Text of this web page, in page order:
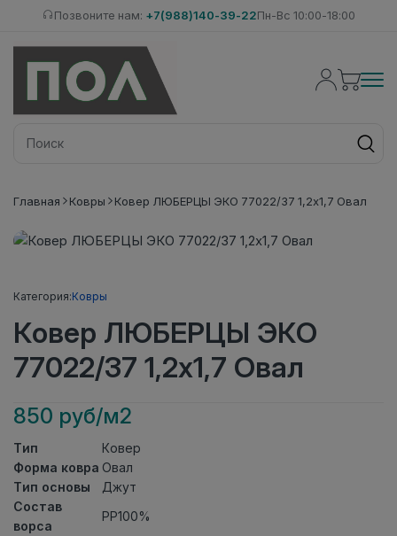
Позвоните нам: +7(988)140-39-22Пн-Вс 10:00-18:00
Главная Ковры Ковер ЛЮБЕРЦЫ ЭКО 77022/37 1,2х1,7 Овал
Категория:Ковры
Ковер ЛЮБЕРЦЫ ЭКО
77022/37 1,2х1,7 Овал
850 руб/м2
Тип
Ковер
Форма ковра Овал
Тип основы
Джут
Состав
ворса
PP100%